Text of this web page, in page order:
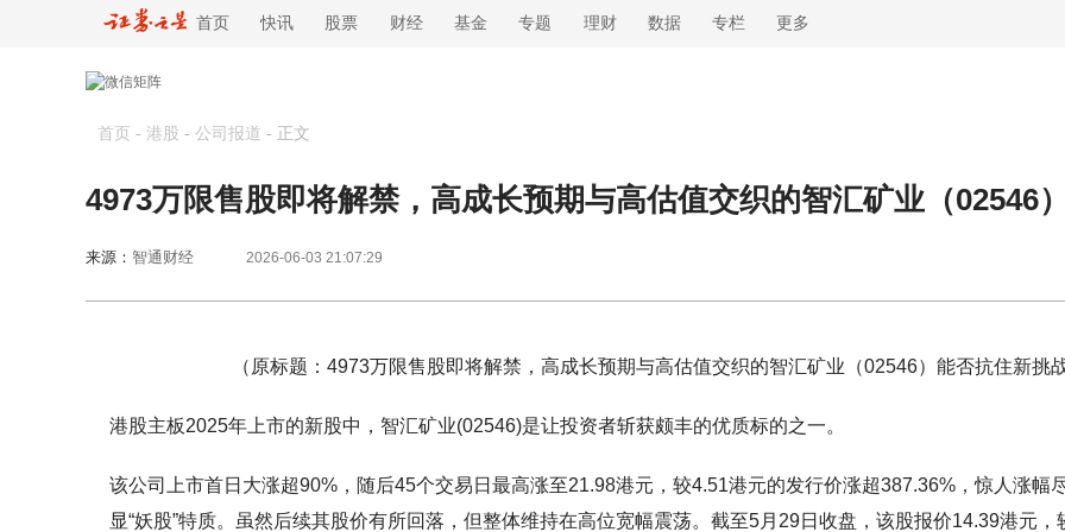
首页 快讯 股票 财经 基金 专题 理财 数据 专栏 更多
首页 - 港股 - 公司报道 - 正文
4973万限售股即将解禁，高成长预期与高估值交织的智汇矿业（02546
来源： 智通财经 2026-06-03 21:07:29
（原标题：4973万限售股即将解禁，高成长预期与高估值交织的智汇矿业（02546）能否抗住新挑
港股主板2025年上市的新股中，智汇矿业(02546)是让投资者斩获颇丰的优质标的之一。
该公司上市首日大涨超90%，随后45个交易日最高涨至21.98港元，较4.51港元的发行价涨超387.36%，惊人涨幅
显“妖股”特质。虽然后续其股价有所回落，但整体维持在高位宽幅震荡。截至5月29日收盘，该股报价14.39港元，